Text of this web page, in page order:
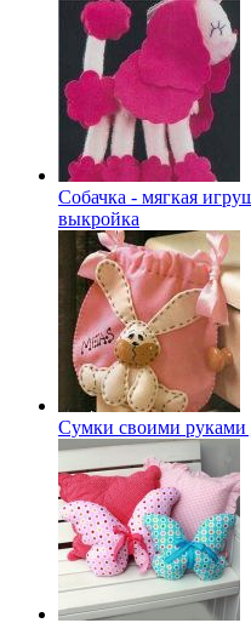
Собачка - мягкая
выкройка
Сумки своими руками